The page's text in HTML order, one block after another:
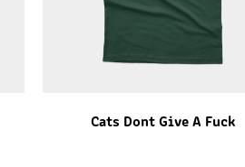
Cats Dont Give A Fuck